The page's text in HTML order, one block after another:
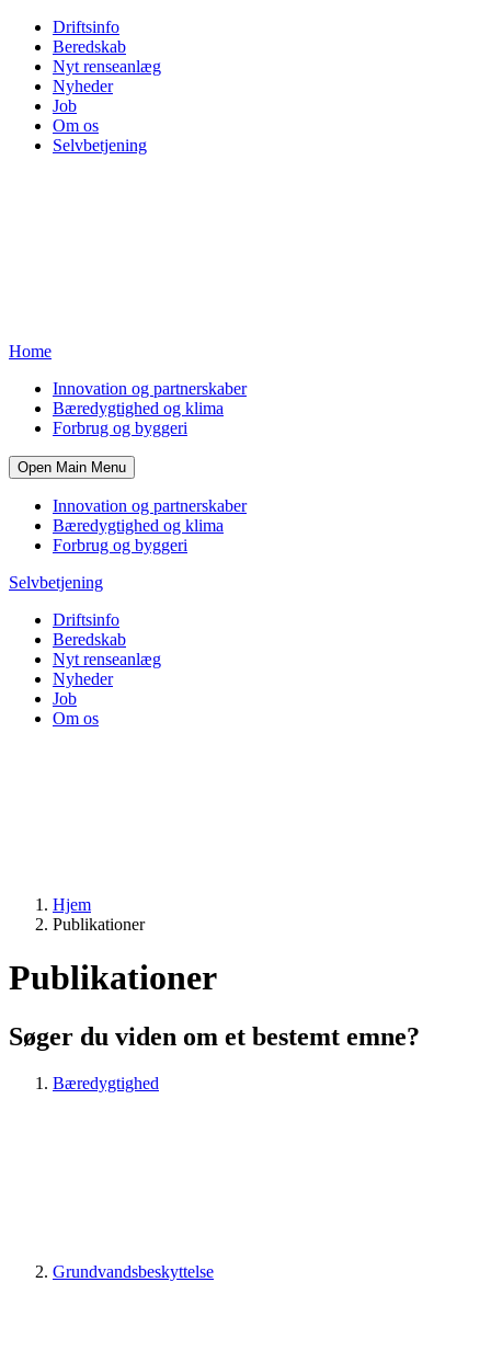
Driftsinfo
Beredskab
Nyt renseanlæg
Nyheder
Job
Om os
Selvbetjening
Home
Innovation og partnerskaber
Bæredygtighed og klima
Forbrug og byggeri
Open Main Menu
Innovation og partnerskaber
Bæredygtighed og klima
Forbrug og byggeri
Selvbetjening
Driftsinfo
Beredskab
Nyt renseanlæg
Nyheder
Job
Om os
Hjem
Publikationer
Publikationer
Søger du viden om et bestemt emne?
Bæredygtighed
Grundvandsbeskyttelse